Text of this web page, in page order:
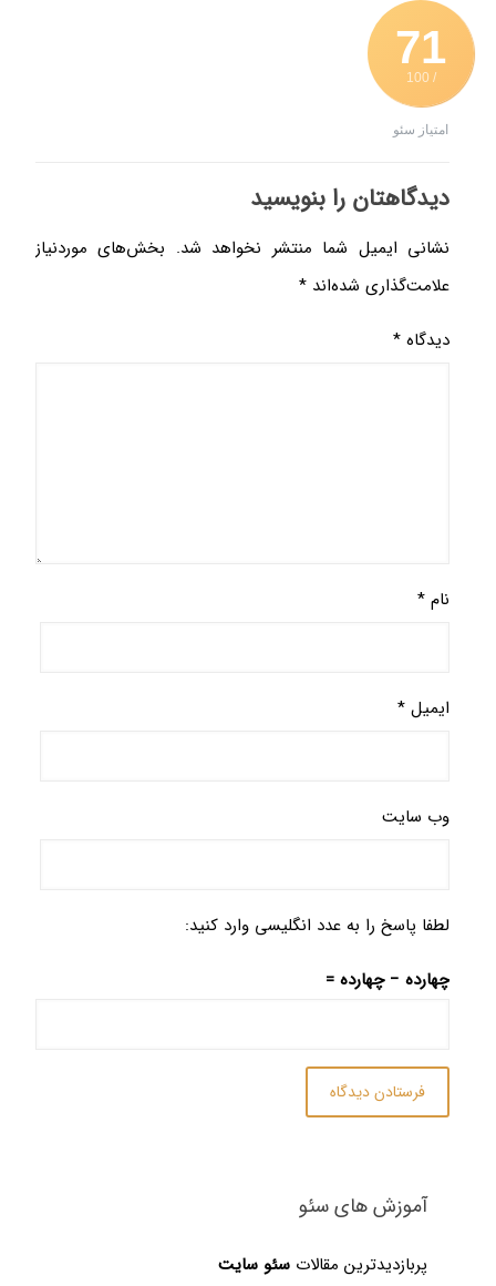
71
/ 100
امتیاز سئو
دیدگاهتان را بنویسید
نشانی ایمیل شما منتشر نخواهد شد.
بخش‌های موردنیاز
علامت‌گذاری شده‌اند *
دیدگاه*
نام*
ایمیل*
وب‌ سایت
لطفا پاسخ را به عدد انگلیسی وارد کنید:
چهارده − چهارده =
آموزش های سئو
پربازدیدترین مقالات سئو سایت